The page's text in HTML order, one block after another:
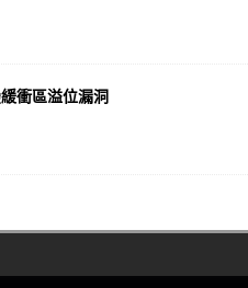
衝區溢位漏洞